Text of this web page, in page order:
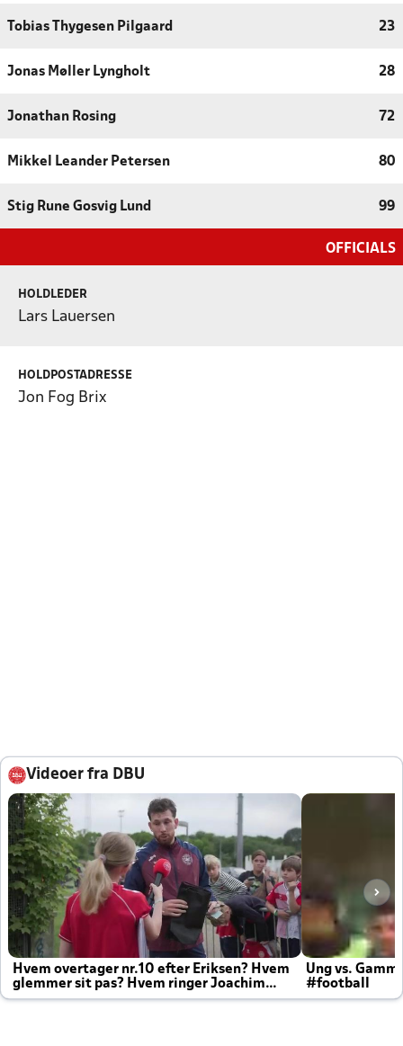
Tobias Thygesen Pilgaard 23
Jonas Møller Lyngholt 28
Jonathan Rosing 72
Mikkel Leander Petersen 80
Stig Rune Gosvig Lund 99
OFFICIALS
HOLDLEDER
Lars Lauersen
HOLDPOSTADRESSE
Jon Fog Brix
Videoer fra DBU
Hvem overtager nr.10 efter Eriksen? Hvem
glemmer sit pas? Hvem ringer Joachim
altid til efter kampe?
Ung vs.
#football